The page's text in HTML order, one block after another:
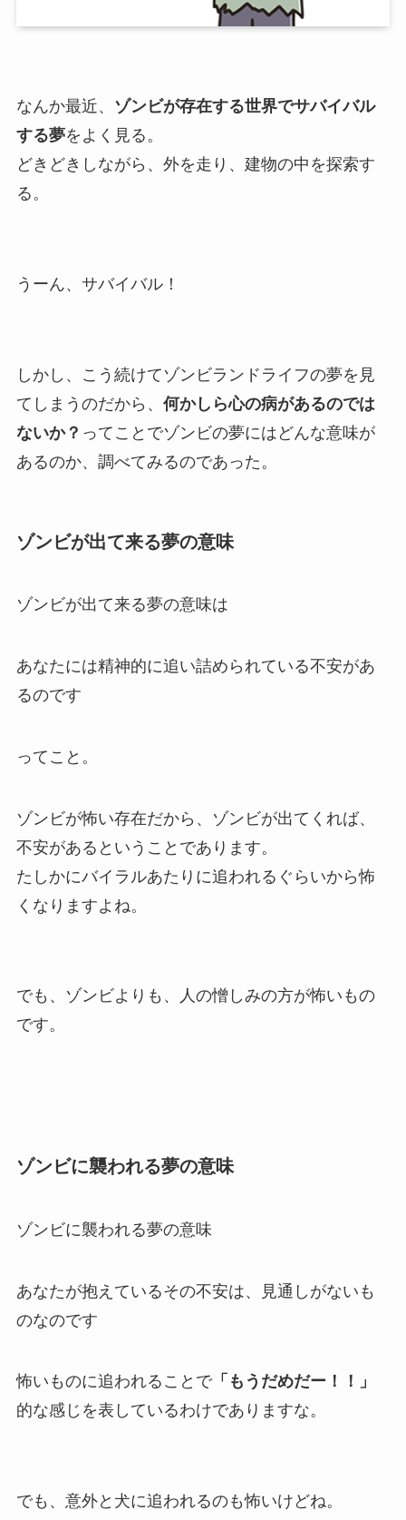
なんか最近、 ゾンビが存在する世界でサバイバル
する夢をよく見る。
どきどきしながら、外を走り、建物の中を探索す
る。
うーん、サバイバル！
しかし、こう続けてゾンビランドライフの夢を見
てしまうのだから、 何かしら心の病があるのでは
ないか？ ってことでゾンビの夢にはどんな意味が
あるのか、調べてみるのであった。
ゾンビが出て来る夢の意味
ゾンビが出て来る夢の意味は
あなたには精神的に追い詰められている不安があ
るのです
ってこと。
ゾンビが怖い存在だから、ゾンビが出てくれば、
不安があるということであります。
たしかにバイラルあたりに追われるぐらいから怖
くなりますよね。
でも、ゾンビよりも、人の憎しみの方が怖いもの
です。
ゾンビに襲われる夢の意味
ゾンビに襲われる夢の意味
あなたが抱えているその不安は、見通しがないも
のなのです
怖いものに追われることで「もうだめだー！！」
的な感じを表しているわけでありますな。
でも、意外と犬に追われるのも怖いけどね。